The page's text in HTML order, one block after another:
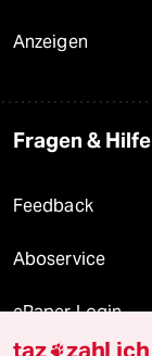
Anzeigen
Fragen & Hilfe
Feedback
Aboservice
ePaper Login
taz zahl ich